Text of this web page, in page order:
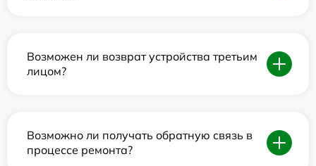
Возможен ли возврат устройства третьим
лицом?
Возможно ли получать обратную связь в
процессе ремонта?